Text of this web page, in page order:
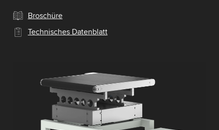
Broschüre
Technisches Datenblatt